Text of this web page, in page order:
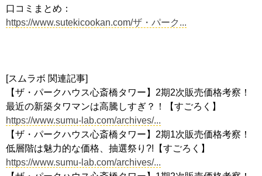
口コミまとめ：
https://www.sutekicookan.com/ザ・パーク...
[スムラボ 関連記事]
【ザ・パークハウス心斎橋タワー】2期2次販売価格考察！
最近の新築タワマンは高騰しすぎ？！【すごろく】
https://www.sumu-lab.com/archives/...
【ザ・パークハウス心斎橋タワー】2期1次販売価格考察！
低層階は魅力的な価格、抽選祭り?!【すごろく】
https://www.sumu-lab.com/archives/...